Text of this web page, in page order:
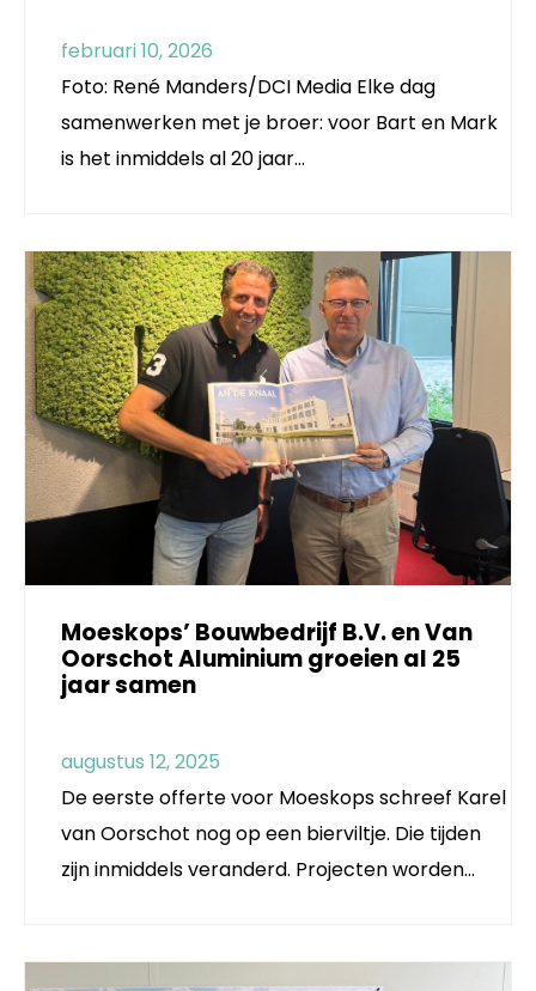
februari 10, 2026
Foto: René Manders/DCI Media Elke dag
samenwerken met je broer: voor Bart en Mark
is het inmiddels al 20 jaar…
Moeskops’ Bouwbedrijf B.V. en Van
Oorschot Aluminium groeien al 25
jaar samen
augustus 12, 2025
De eerste offerte voor Moeskops schreef Karel
van Oorschot nog op een bierviltje. Die tijden
zijn inmiddels veranderd. Projecten worden…